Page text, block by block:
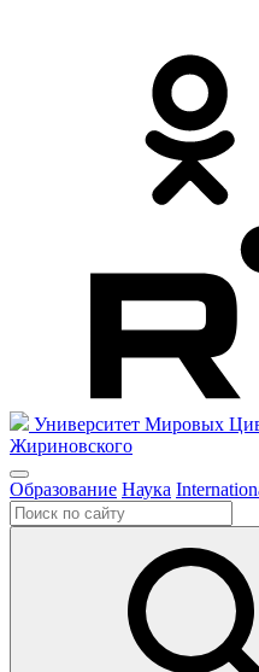
Университет Мировых
Жириновского
Образование Наука